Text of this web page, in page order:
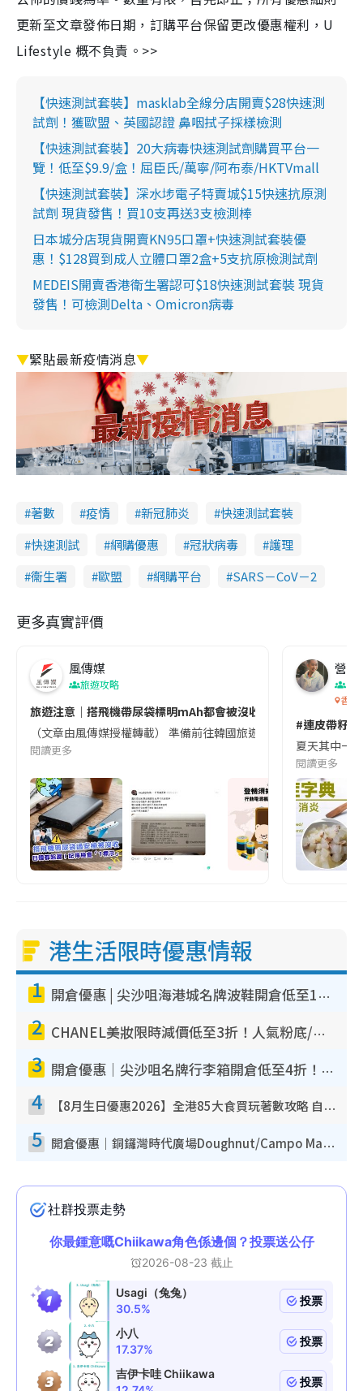
更新至文章發佈日期，訂購平台保留更改優惠權利，U
Lifestyle 概不負責。>>
【快速測試套裝】masklab全線分店開賣$28快速測
試劑！獲歐盟、英國認證 鼻咽拭子採樣檢測
【快速測試套裝】20大病毒快速測試劑購買平台一
覽！低至$9.9/盒！屈臣氏/萬寧/阿布泰/HKTVmall
【快速測試套裝】深水埗電子特賣城$15快速抗原測
試劑 現貨發售！買10支再送3支檢測棒
日本城分店現貨開賣KN95口罩+快速測試套裝優
惠！$128買到成人立體口罩2盒+5支抗原檢測試劑
MEDEIS開賣香港衛生署認可$18快速測試套裝 現貨
發售！可檢測Delta、Omicron病毒
▼緊貼最新疫情消息▼
著數 疫情 新冠肺炎
快速測試套裝
快速測試
網購優惠 冠狀病毒
護理
衞生署
歐盟 網購平台 SARS－CoV－2
更多真實評價
風傳媒
旅遊攻略
旅遊注意｜搭飛機帶尿袋標明mAh都會被沒收😱出發前切記檢查
（文章由風傳媒授權轉載） 準備前往韓國旅遊的民眾，近期要
閱讀更多
營養
香港
#連皮帶籽
夏天其中一
閱讀更多
港生活限時優惠情報
1 開倉優惠 | 尖沙咀海港城名牌波鞋開倉低至1折！On鞋$899起／Joy&Peace鞋履$98起
2 CHANEL美妝限時減價低至3折！人氣粉底/唇膏/精華液低至$275！COCO香水都有平
3 開倉優惠｜尖沙咀名牌行李箱開倉低至4折！一連5日 American Tourister/ace./Hallmark $200起！
4 【8月生日優惠2026】全港85大食買玩著數攻略 自助餐/火鍋放題同行免費＋誠品/DONKI送現金券
5 開倉優惠｜銅鑼灣時代廣場Doughnut/Campo Marzio開倉低至1折！背囊、書包、手袋劈價$200起